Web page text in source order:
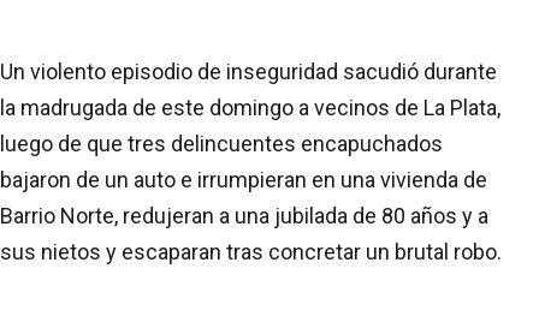
Un violento episodio de inseguridad sacudió durante
la madrugada de este domingo a vecinos de La Plata,
luego de que tres delincuentes encapuchados
bajaron de un auto e irrumpieran en una vivienda de
Barrio Norte, redujeran a una jubilada de 80 años y a
sus nietos y escaparan tras concretar un brutal robo.